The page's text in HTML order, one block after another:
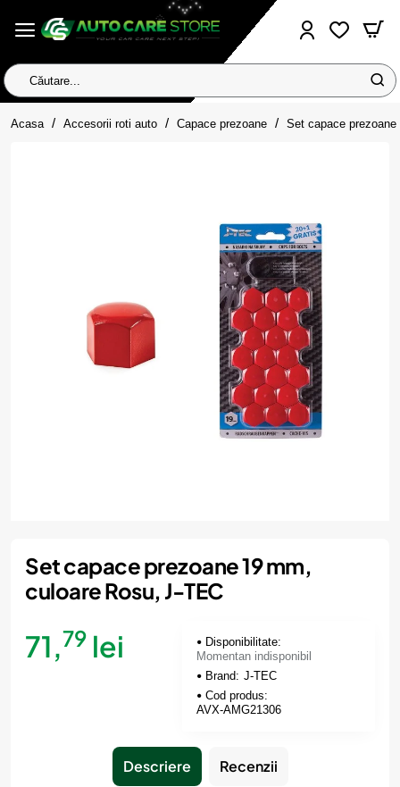
Căutare...
Acasa homeAccesorii roti auto Capace prezoane Set capace
Momentan indisponibil
Set capace prezoane 19 mm,
culoare Rosu, J-TEC
71,79 lei
Disponibilitate:
Momentan indisponibil
Brand: J-TEC
Cod produs:
AVX-AMG21306
Descriere Recenzii